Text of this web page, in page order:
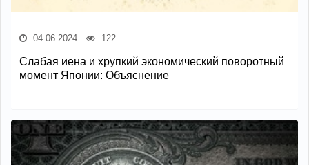
04.06.2024 122
Слабая иена и хрупкий экономический поворотный
момент Японии: Объяснение